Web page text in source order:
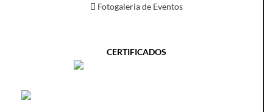
Fotogaleria de Eventos
CERTIFICADOS